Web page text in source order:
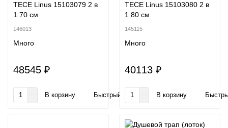
TECE Linus 15103079 2 в
1 70 см
146013
Много
48545 ₽
В корзину Быстрый заказ
TECE Linus 15103080 2 в
1 80 см
145115
Много
40113 ₽
В корзину